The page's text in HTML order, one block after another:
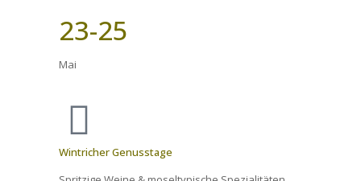
23-25
Mai
Wintricher Genusstage